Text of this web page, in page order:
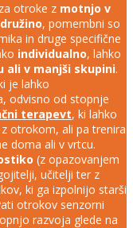
otroke z motnjo v
, pomembni so
in druge specifične
individualno, lahko
ali v manjši skupini.
je lahko
odvisno od stopnje
terapevt, ki lahko
otrokom, ali pa trenira
doma ali v vrtcu.
(z opazovanjem
učitelji ter z
ki ga izpolnijo starši
otrokov senzorni
razvoja glede na